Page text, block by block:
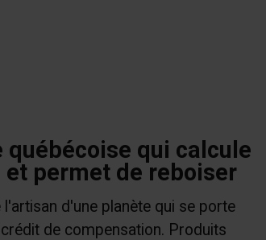
qui calcule
permet de reboiser
d'une planète qui se porte
de compensation. Produits